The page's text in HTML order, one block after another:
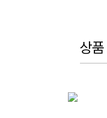
상